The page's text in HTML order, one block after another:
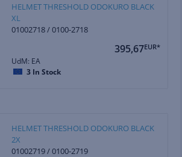
HELMET THRESHOLD ODOKURO BLACK
XL
01002718 / 0100-2718
395,67EUR*
UdM: EA
3 In Stock
HELMET THRESHOLD ODOKURO BLACK
2X
01002719 / 0100-2719